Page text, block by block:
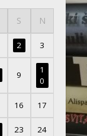
S N
2 3
9
1
0
16 17
23 24